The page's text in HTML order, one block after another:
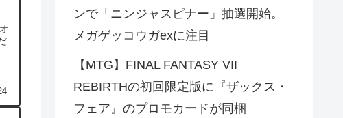
ンで「ニンジャスピナー」抽選開始。
メガゲッコウガexに注目
【MTG】FINAL FANTASY VII
REBIRTHの初回限定版に『ザックス・
フェア』のプロモカードが同梱